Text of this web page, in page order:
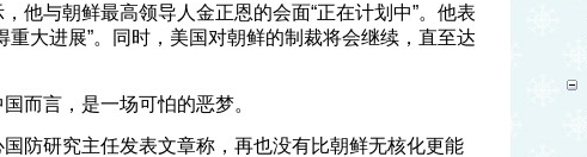
他与朝鲜最高领导人金正恩的会面“正在计划中”。他表
重大进展”。同时，美国对朝鲜的制裁将会继续，直至达
言，是一场可怕的恶梦。
防研究主任发表文章称，再也没有比朝鲜无核化更能